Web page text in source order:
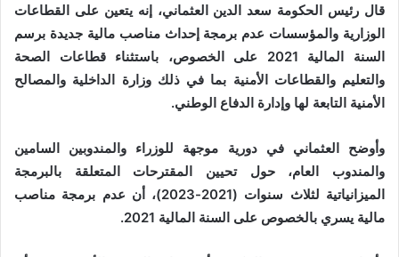
قال رئيس الحكومة سعد الدين العثماني، إنه يتعين على القطاعات
الوزارية والمؤسسات عدم برمجة إحداث مناصب مالية جديدة برسم
السنة المالية 2021 على الخصوص، باستثناء قطاعات الصحة
والتعليم والقطاعات الأمنية بما في ذلك وزارة الداخلية والمصالح
الأمنية التابعة لها وإدارة الدفاع الوطني.
وأوضح العثماني في دورية موجهة للوزراء والمندوبين السامين
والمندوب العام، حول تحيين المقترحات المتعلقة بالبرمجة
الميزانياتية لثلاث سنوات (2021-2023)، أن عدم برمجة مناصب
مالية يسري بالخصوص على السنة المالية 2021.